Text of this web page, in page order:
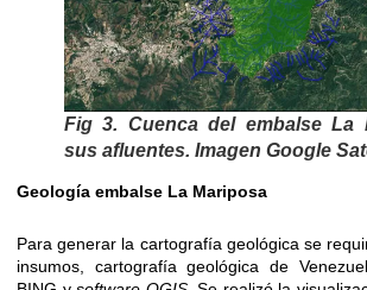
Fig 3. Cuenca del embalse La
sus afluentes. Imagen Google
Geología embalse La Mariposa
Para generar la cartografía geológica se
insumos, cartografía geológica de